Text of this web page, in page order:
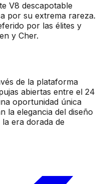
V8 descapotable
por su extrema rareza.
por las élites y
y Cher.
de la plataforma
abiertas entre el 24
oportunidad única
la elegancia del diseño
era dorada de